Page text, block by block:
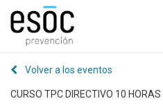
Volver a los eventos
CURSO TPC DIRECTIVO 10 HORAS